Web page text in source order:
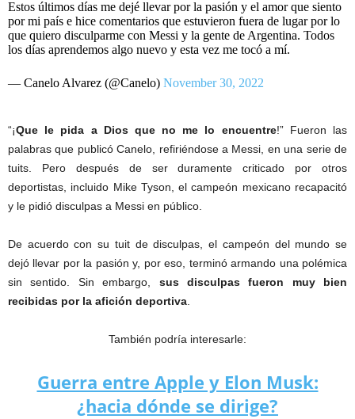
Estos últimos días me dejé llevar por la pasión y el amor que siento
por mi país e hice comentarios que estuvieron fuera de lugar por lo
que quiero disculparme con Messi y la gente de Argentina. Todos
los días aprendemos algo nuevo y esta vez me tocó a mí.
— Canelo Alvarez (@Canelo) November 30, 2022
“¡Que le pida a Dios que no me lo encuentre!” Fueron las
palabras que publicó Canelo, refiriéndose a Messi, en una serie de
tuits. Pero después de ser duramente criticado por otros
deportistas, incluido Mike Tyson, el campeón mexicano recapacitó
y le pidió disculpas a Messi en público.
De acuerdo con su tuit de disculpas, el campeón del mundo se
dejó llevar por la pasión y, por eso, terminó armando una polémica
sin sentido. Sin embargo, sus disculpas fueron muy bien
recibidas por la afición deportiva.
También podría interesarle:
Guerra entre Apple y Elon Musk:
¿hacia dónde se dirige?